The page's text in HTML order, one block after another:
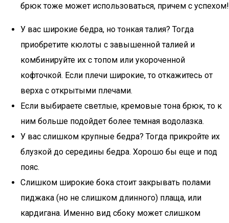
брюк тоже может использоваться, причем с успехом!
У вас широкие бедра, но тонкая талия? Тогда
приобретите кюлоты с завышенной талией и
комбинируйте их с топом или укороченной
кофточкой. Если плечи широкие, то откажитесь от
верха с открытыми плечами.
Если выбираете светлые, кремовые тона брюк, то к
ним больше подойдет более темная водолазка.
У вас слишком крупные бедра? Тогда прикройте их
блузкой до середины бедра. Хорошо бы еще и под
пояс.
Слишком широкие бока стоит закрывать полами
пиджака (но не слишком длинного) плаща, или
кардигана. Именно вид сбоку может слишком